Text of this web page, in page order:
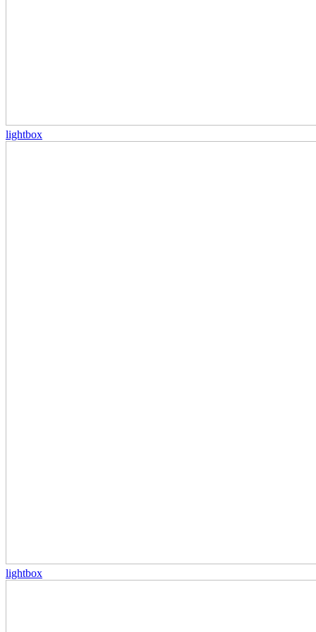
lightbox
lightbox